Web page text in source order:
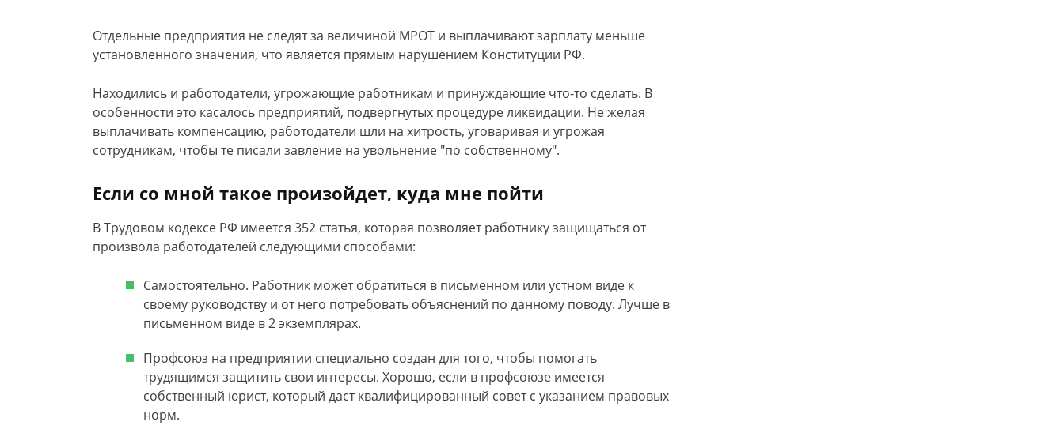
Отдельные предприятия не следят за величиной МРОТ и выплачивают зарплату меньше
установленного значения, что является прямым нарушением Конституции РФ.
Находились и работодатели, угрожающие работникам и принуждающие что-то сделать. В
особенности это касалось предприятий, подвергнутых процедуре ликвидации. Не желая
выплачивать компенсацию, работодатели шли на хитрость, уговаривая и угрожая
сотрудникам, чтобы те писали завление на увольнение "по собственному".
Если со мной такое произойдет, куда мне пойти
В Трудовом кодексе РФ имеется 352 статья, которая позволяет работнику защищаться от
произвола работодателей следующими способами:
Самостоятельно. Работник может обратиться в письменном или устном виде к
своему руководству и от него потребовать объяснений по данному поводу. Лучше в
письменном виде в 2 экземплярах.
Профсоюз на предприятии специально создан для того, чтобы помогать
трудящимся защитить свои интересы. Хорошо, если в профсоюзе имеется
собственный юрист, который даст квалифицированный совет с указанием правовых
норм.